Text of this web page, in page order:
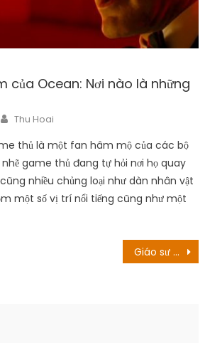
của Ocean: Nơi nào là những
Author
Thu Hoai
thủ là một fan hâm mộ của các bộ
game thủ đang tự hỏi nơi họ quay
nhiều chủng loại như dàn nhân vật
một số vị trí nổi tiếng cũng như một
Giáo sư Nhật Bản yêu cầu nhà sản xuất Em và Trịnh xin lỗi